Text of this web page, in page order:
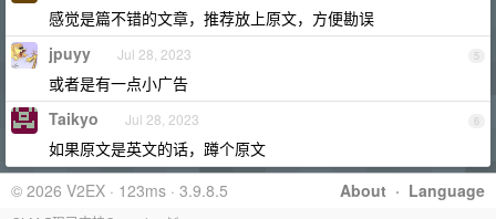
感觉是篇不错的文章，推荐放上原文，方便勘误
5
jpuyy Jul 28, 2023
或者是有一点小广告
6
Taikyo Jul 28, 2023
如果原文是英文的话，蹲个原文
About · Language
© 2026 V2EX · 123ms · 3.9.8.5